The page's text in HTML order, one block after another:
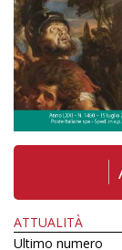
ATTUALITÀ
Ultimo numero